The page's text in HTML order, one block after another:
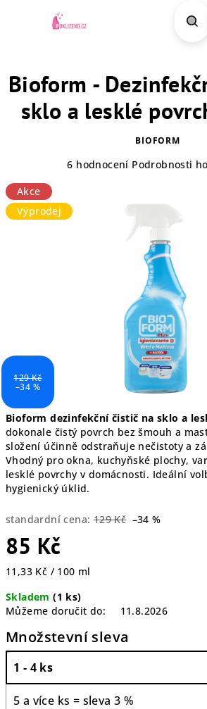
Bioform dezinfekční čistič na sklo a
dokonale čistý povrch bez šmouh a
složení účinně odstraňuje nečistoty a
Vhodný pro okna, kuchyňské plochy,
lesklé povrchy v domácnosti. Ideální
hygienický úklid.
standardní cena: 129 Kč –34 %
85 Kč
Měrná
11,33 Kč / 100 ml
Skladem(1 ks)
Můžeme doručit do:
11.8.2026
Množstevní sleva
1 - 4 ks
5 a více ks = sleva 3 %
Bioform -
sklo a lesklé
BIOFORM
produktu
je
4,5
6 hodnocení Podrobnosti
Akce
Výprodej
129 Kč
–34 %